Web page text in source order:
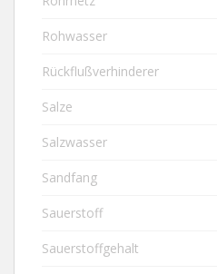
Rohwasser
Rückflußverhinderer
Salze
Salzwasser
Sandfang
Sauerstoff
Sauerstoffgehalt